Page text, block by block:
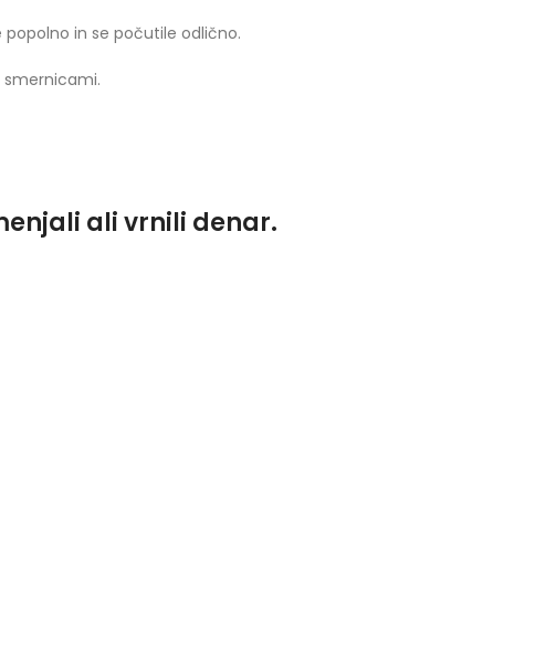
in se počutile odlično.
ali vrnili denar.